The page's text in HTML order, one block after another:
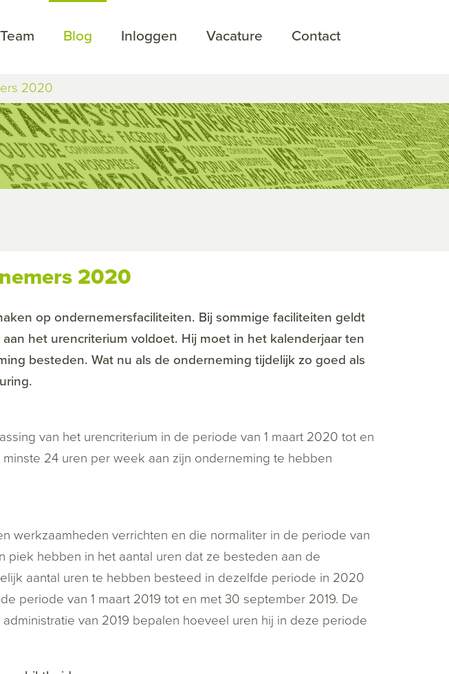
Team Blog Inloggen Vacature Contact
2020
2020
op ondernemersfaciliteiten. Bij sommige faciliteiten geldt
het urencriterium voldoet. Hij moet in het kalenderjaar ten
besteden. Wat nu als de onderneming tijdelijk zo goed als
van het urencriterium in de periode van 1 maart 2020 tot en
24 uren per week aan zijn onderneming te hebben
werkzaamheden verrichten en die normaliter in de periode van
piek hebben in het aantal uren dat ze besteden aan de
aantal uren te hebben besteed in dezelfde periode in 2020
periode van 1 maart 2019 tot en met 30 september 2019. De
van 2019 bepalen hoeveel uren hij in deze periode